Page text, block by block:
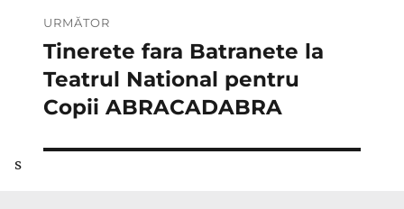
URMĂTOR
Articolul
următor:
Tinerete fara Batranete la
Teatrul National pentru
Copii ABRACADABRA
s